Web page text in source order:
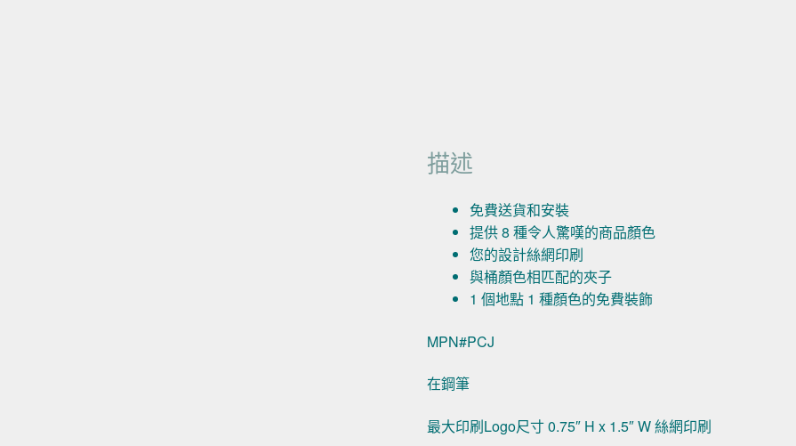
描述
免費送貨和安裝
提供 8 種令人驚嘆的商品顏色
您的設計絲網印刷
與桶顏色相匹配的夾子
1 個地點 1 種顏色的免費裝飾
MPN#PCJ
在鋼筆
最大印刷Logo尺寸 0.75″ H x 1.5″ W 絲網印刷